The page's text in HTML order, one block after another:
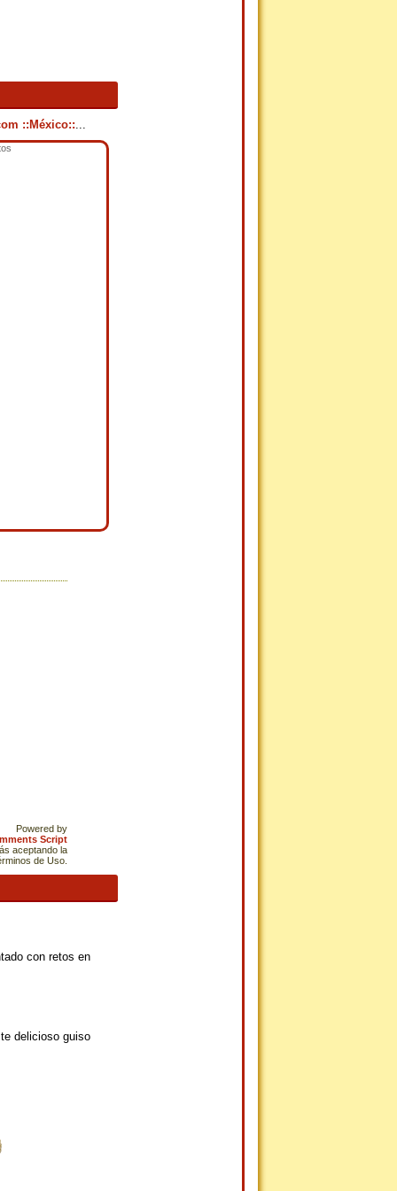
::México::...
Powered by
Script
aceptando la
de Uso.
con retos en
delicioso guiso